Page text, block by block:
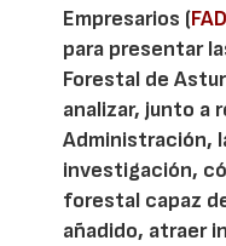
Empresarios (
para presentar
Forestal de
analizar, junto a
Administración,
investigación,
forestal capaz
añadido, atraer